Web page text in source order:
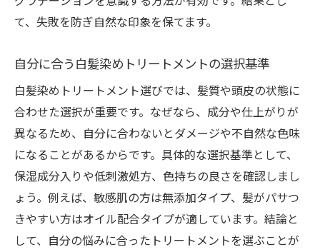
て、失敗を防ぎ自然な印象を保てます。
自分に合う白髪染めトリートメントの選択基準
白髪染めトリートメント選びでは、髪質や頭皮の状態に
合わせた選択が重要です。なぜなら、成分や仕上がりが
異なるため、自分に合わないとダメージや不自然な色味
になることがあるからです。具体的な選択基準として、
保湿成分入りや低刺激処方、色持ちの良さを確認しまし
ょう。例えば、敏感肌の方は無添加タイプ、髪がパサつ
きやすい方はオイル配合タイプが適しています。結論と
して、自分の悩みに合ったトリートメントを選ぶことが